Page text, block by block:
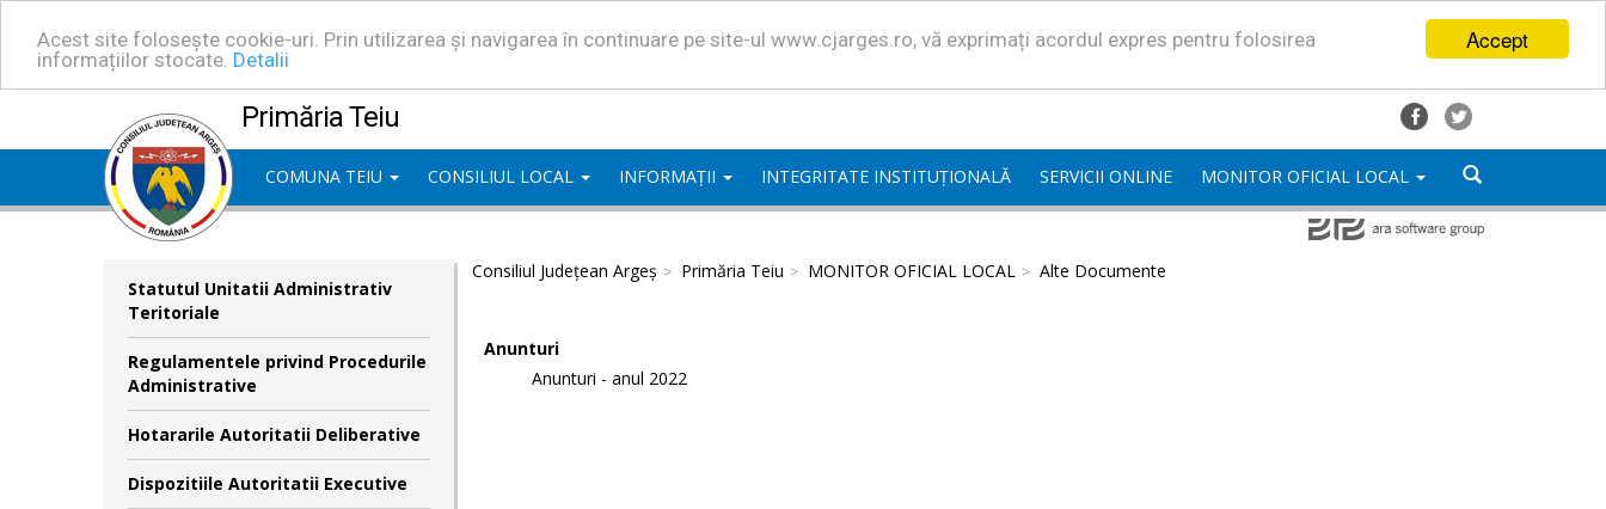
Accept
Acest site folosește cookie-uri. Prin utilizarea și navigarea în continuare pe site-ul www.cjarges.ro, vă exprimați acordul expres pentru folosirea
informațiilor stocate. Detalii
Primăria Teiu
COMUNA TEIU CONSILIUL LOCAL INFORMAȚII INTEGRITATE INSTITUȚIONALĂ SERVICII ONLINE MONITOR OFICIAL LOCAL
Statutul Unitatii Administrativ
Teritoriale
Regulamentele privind Procedurile
Administrative
Hotararile Autoritatii Deliberative
Dispozitiile Autoritatii Executive
Consiliul Județean Argeș Primăria Teiu MONITOR OFICIAL LOCAL Alte Documente
Anunturi
Anunturi - anul 2022